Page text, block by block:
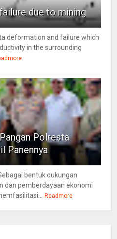
due to mining
deformation and failure which
in the surrounding
Polresta
Panennya
bentuk dukungan
dan pemberdayaan ekonomi
Readmore